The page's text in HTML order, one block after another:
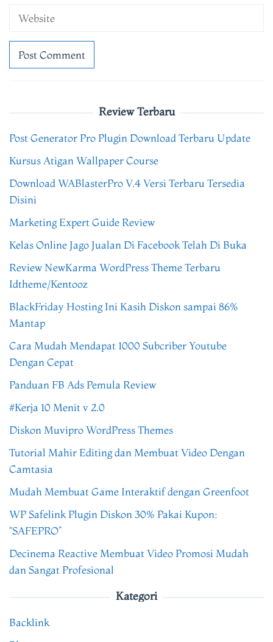
Review Terbaru
Post Generator Pro Plugin Download Terbaru Update
Kursus Atigan Wallpaper Course
Download WABlasterPro V.4 Versi Terbaru Tersedia
Disini
Marketing Expert Guide Review
Kelas Online Jago Jualan Di Facebook Telah Di Buka
Review NewKarma WordPress Theme Terbaru
Idtheme/Kentooz
BlackFriday Hosting Ini Kasih Diskon sampai 86%
Mantap
Cara Mudah Mendapat 1000 Subcriber Youtube
Dengan Cepat
Panduan FB Ads Pemula Review
#Kerja 10 Menit v 2.0
Diskon Muvipro WordPress Themes
Tutorial Mahir Editing dan Membuat Video Dengan
Camtasia
Mudah Membuat Game Interaktif dengan Greenfoot
WP Safelink Plugin Diskon 30% Pakai Kupon:
“SAFEPRO”
Decinema Reactive Membuat Video Promosi Mudah
dan Sangat Profesional
Kategori
Backlink